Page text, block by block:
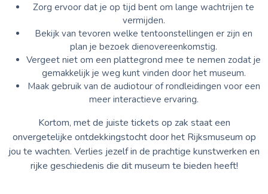
Zorg ervoor dat je op tijd bent om lange wachtrijen te
vermijden.
Bekijk van tevoren welke tentoonstellingen er zijn en
plan je bezoek dienovereenkomstig.
Vergeet niet om een plattegrond mee te nemen zodat je
gemakkelijk je weg kunt vinden door het museum.
Maak gebruik van de audiotour of rondleidingen voor een
meer interactieve ervaring.
Kortom, met de juiste tickets op zak staat een
onvergetelijke ontdekkingstocht door het Rijksmuseum op
jou te wachten. Verlies jezelf in de prachtige kunstwerken en
rijke geschiedenis die dit museum te bieden heeft!